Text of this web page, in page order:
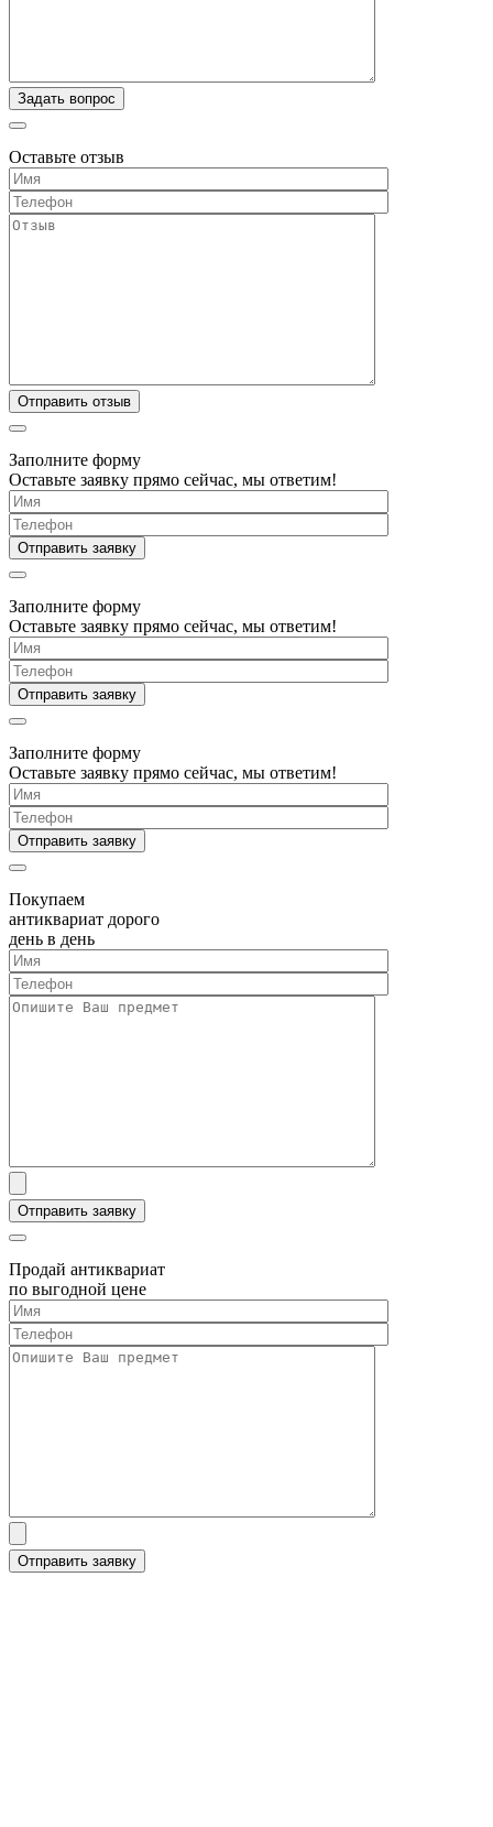
Оставьте отзыв
Заполните форму
Оставьте заявку прямо сейчас, мы ответим!
Заполните форму
Оставьте заявку прямо сейчас, мы ответим!
Заполните форму
Оставьте заявку прямо сейчас, мы ответим!
Покупаем
антиквариат дорого
день в день
Продай антиквариат
по выгодной цене